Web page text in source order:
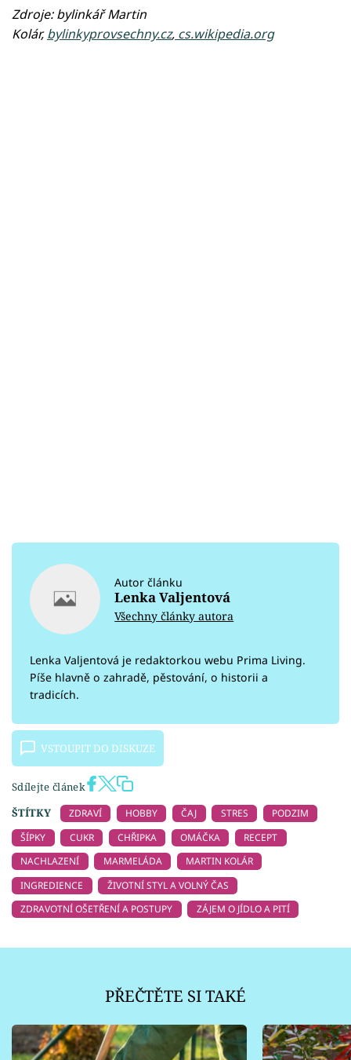
Zdroje: bylinkář Martin
Kolár,bylinkyprovsechny.cz, cs.wikipedia.org
Autor článku
Lenka Valjentová
Všechny články autora
Lenka Valjentová je redaktorkou webu Prima Living.
Píše hlavně o zahradě, pěstování, o historii a
tradicích.
VSTOUPIT DO DISKUZE
Sdílejte článek
ŠTÍTKY
ZDRAVÍ HOBBY ČAJ STRES
PODZIM
ŠÍPKY
CUKR CHŘIPKA OMÁČKA
RECEPT
NACHLAZENÍ
MARMELÁDA
MARTIN KOLÁR
INGREDIENCE
ŽIVOTNÍ STYL A VOLNÝ ČAS
ZDRAVOTNÍ OŠETŘENÍ A POSTUPY
ZÁJEM O JÍDLO A PITÍ
PŘEČTĚTE SI TAKÉ